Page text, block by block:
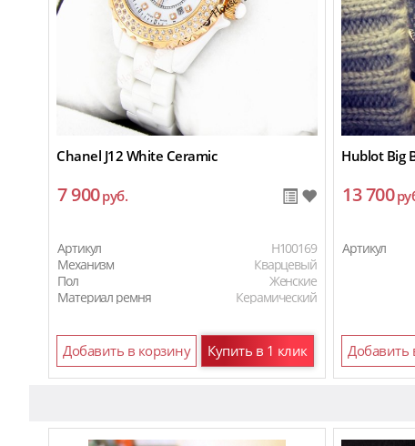
Chanel J12 White Ceramic
7 900руб.
Артикул
H100169
Механизм
Кварцевый
Пол
Женские
Материал ремня
Керамический
Добавить в корзину Купить в 1 клик
Hublot Big
13 700
Артикул
Добавить